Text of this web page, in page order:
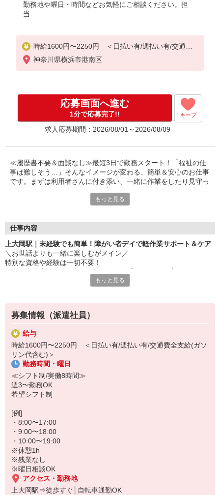
勤務地や曜日・時間などお気軽にご相談ください。担
当...
時給1600円〜2250円 ＜日払い有/週払い有/交通費
全支給(ガソリン代含む)＞
神奈川県横浜市港南区
応募画面へ進む
1分で応募完了!! キープ
求人応募期間：2026/08/01～2026/08/09
≪履歴書不要＆面談なし≫最短3日で勤務スタート！「福祉の仕
事は難しそう…」そんなイメージが変わる、簡単＆安心のお仕事
です。まずは利用者さんに付き添い、一緒に作業をしたり見守っ
もっと見る
仕事内容
上大岡駅｜未経験でも簡単！障がい者デイで軽作業サポート＆ケア
＼お世話よりも一緒に楽しむがメイン／
特別な資格や経験は一切不要！
・軽作業の見守り、サポート
・施設内の清掃
・必要に応じた生活介助
・利用者の送迎（できる方のみでOK） など
▼初めての方でも安心して働ける環境
・専門知識は不要！まずは見守りからスタート◎
・充実した研修制度あり！未経験でもご安心ください♪
・先輩にいつでも聞けるアットホームな環境！
面倒な準備なしで、まずはお気軽にご応募ください♪
もっと見る
募集情報（派遣社員）
給与
時給1600円〜2250円 ＜日払い有/週払い有/交通費全支給(ガソ
リン代含む)＞
勤務時間・曜日
≪シフト制/実働8時間≫
週3〜勤務OK
希望シフト制
[例]
・8:00〜17:00
・9:00〜18:00
・10:00〜19:00
※休憩1h
※残業なし
※曜日相談OK
アクセス・勤務地
上大岡駅⇒徒歩すぐ│自転車通勤OK